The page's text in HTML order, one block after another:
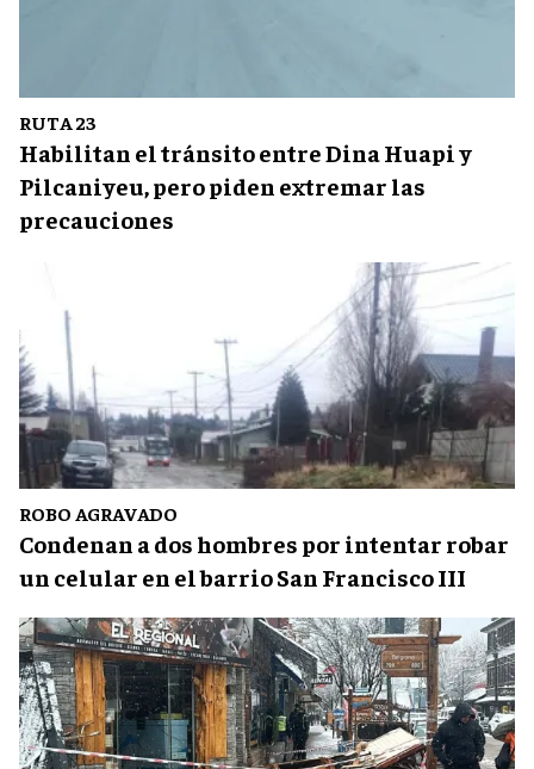
RUTA 23
Habilitan el tránsito entre Dina Huapi y
Pilcaniyeu, pero piden extremar las
precauciones
ROBO AGRAVADO
Condenan a dos hombres por intentar robar
un celular en el barrio San Francisco III